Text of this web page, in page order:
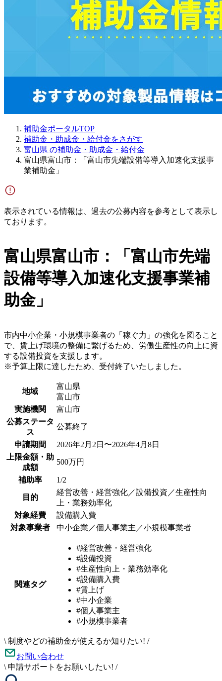
補助金ポータルTOP
補助金・助成金・給付金をさがす
富山県 の補助金・助成金・給付金
富山県富山市：「富山市先端設備等導入加速化支援事
業補助金」
表示されている情報は、過去の公募内容を参考として表示し
ております。
富山県富山市：「富山市先端
設備等導入加速化支援事業補
助金」
市内中小企業・小規模事業者の「稼ぐ力」の強化を図ること
で、賃上げ環境の整備に繋げるため、労働生産性の向上に資
する設備投資を支援します。
※予算上限に達したため、受付終了いたしました。
地域
富山県
富山市
実施機関
富山市
公募ステータ
ス
公募終了
申請期間
2026年2月2日〜2026年4月8日
上限金額・助
成額
500万円
補助率 1/2
目的
経営改善・経営強化／設備投資／生産性向
上・業務効率化
対象経費
設備購入費
対象事業者
中小企業／個人事業主／小規模事業者
関連タグ
#経営改善・経営強化
#設備投資
#生産性向上・業務効率化
#設備購入費
#賃上げ
#中小企業
#個人事業主
#小規模事業者
\ 制度やどの補助金が使えるか知りたい! /
お問い合わせ
\ 申請サポートをお願いしたい! /